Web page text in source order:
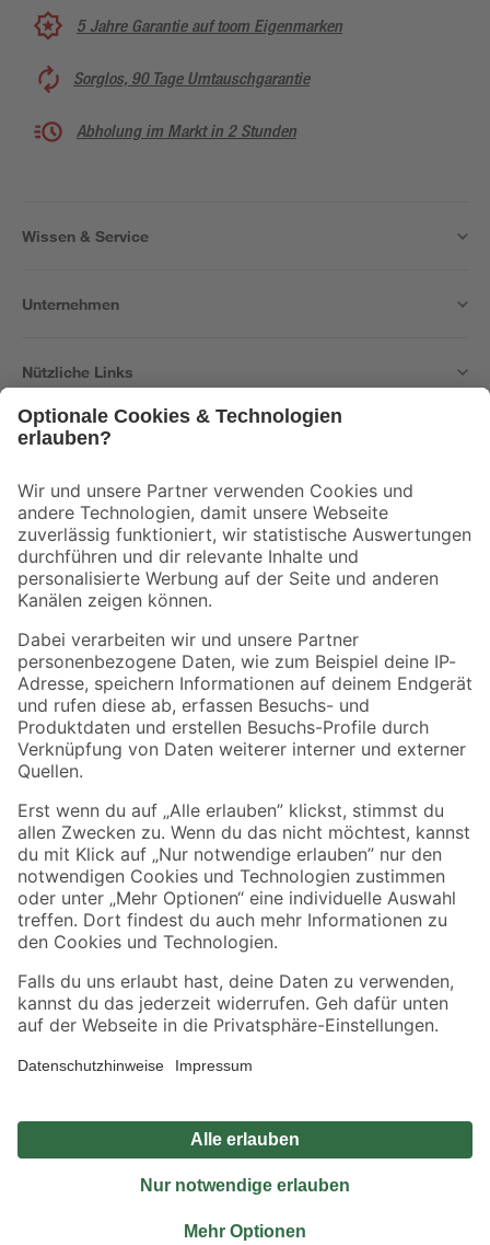
5 Jahre Garantie auf toom Eigenmarken
Sorglos, 90 Tage Umtauschgarantie
Abholung im Markt in 2 Stunden
Wissen & Service
Unternehmen
Nützliche Links
Der toom Newsletter: Keine Angebote und Aktionen mehr verpassen!
Zur Newsletter Anmeldung
Folge uns
Zahlungsarten Versandarten
Sicher einkaufen
Jetzt die toom-App herunterladen
Alle Preisangaben in EUR inkl. gesetzl. MwSt.. Die dargestellten Angebote sind unter
Umständen nicht in allen Märkten verfügbar. Die angegebenen Verfügbarkeiten beziehen
Produkte nur solange der Vorrat reicht.
*Paketversand ab 59 € versandkostenfrei, gilt nicht für Artikel mit Speditionsversand, hier
Privatsphäre Impressum
Nutzungsbedingungen
Widerrufsrecht
Vertrag widerrufen
© 2026 toom Baumarkt GmbH